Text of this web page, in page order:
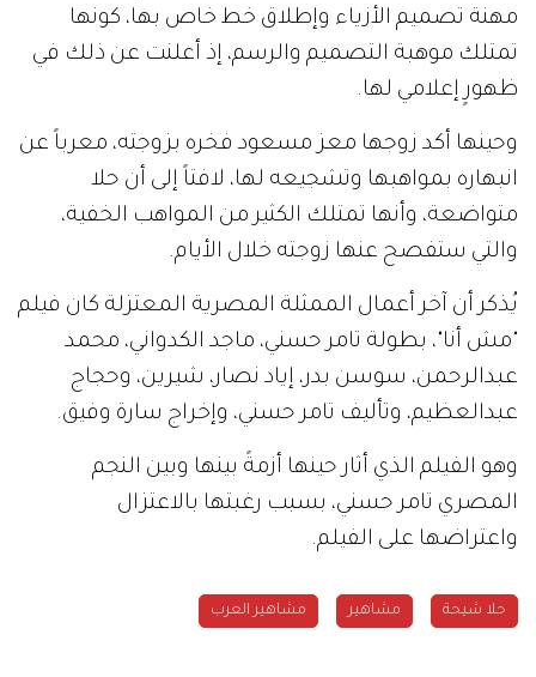
مهنة تصميم الأزياء وإطلاق خط خاص بها، كونها
تمتلك موهبة التصميم والرسم، إذ أعلنت عن ذلك في
ظهورٍ إعلامي لها.
وحينها أكد زوجها معز مسعود فخره بزوجته، معرباً عن
انبهاره بمواهبها وتشجيعه لها، لافتاً إلى أن حلا
متواضعة، وأنها تمتلك الكثير من المواهب الخفية،
والتي ستفصح عنها زوجته خلال الأيام.
يُذكر أن آخر أعمال الممثلة المصرية المعتزلة كان فيلم
"مش أنا"، بطولة تامر حسني، ماجد الكدواني، محمد
عبدالرحمن، سوسن بدر، إياد نصار، شيرين، وحجاج
عبدالعظيم، وتأليف تامر حسني، وإخراج سارة وفيق.
وهو الفيلم الذي أثار حينها أزمةً بينها وبين النجم
المصري تامر حسني، بسبب رغبتها بالاعتزال
واعتراضها على الفيلم.
حلا شيحة مشاهير مشاهير العرب